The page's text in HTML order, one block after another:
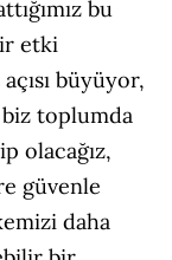
bu
etki
büyüyor,
toplumda
olacağız,
güvenle
daha